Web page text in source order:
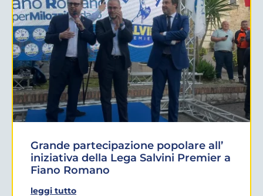
Grande partecipazione popolare all’
iniziativa della Lega Salvini Premier a
Fiano Romano
leggi tutto